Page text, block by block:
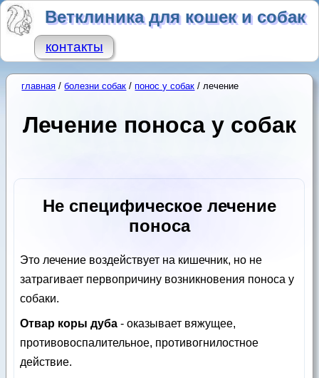
Ветклиника для кошек и собак
контакты
главная /болезни собак /понос у собак / лечение
Лечение поноса у собак
Не специфическое лечение
поноса
Это лечение воздействует на кишечник, но не
затрагивает первопричину возникновения поноса у
собаки.
Отвар коры дуба - оказывает вяжущее,
противовоспалительное, противогнилостное
действие.